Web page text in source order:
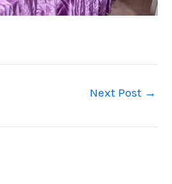
Next Post →